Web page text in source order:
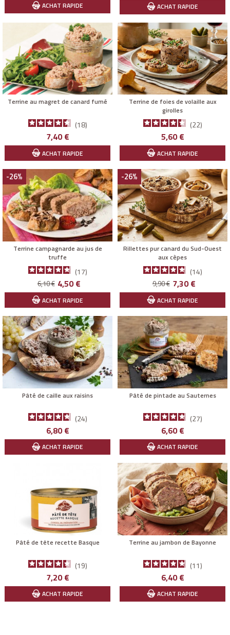
ACHAT RAPIDE ACHAT RAPIDE
Terrine au magret de canard fumé
18
Prix
7,40 €
ACHAT RAPIDE
Terrine de foies de volaille aux
girolles
22
Prix
5,60 €
ACHAT RAPIDE
-26%
Terrine campagnarde au jus de
truffe
17
Prix
de
base
6,10 € Prix
4,50 €
ACHAT RAPIDE
-26%
Rillettes pur canard du Sud-Ouest
aux cèpes
14
Prix
de
base
9,90 € Prix
7,30 €
ACHAT RAPIDE
Pâté de caille aux raisins
24
Prix
6,80 €
ACHAT RAPIDE
Pâté de pintade au Sauternes
27
Prix
6,60 €
ACHAT RAPIDE
Pâté de tête recette Basque
19
Prix
7,20 €
ACHAT RAPIDE
Terrine au jambon de Bayonne
11
Prix
6,40 €
ACHAT RAPIDE